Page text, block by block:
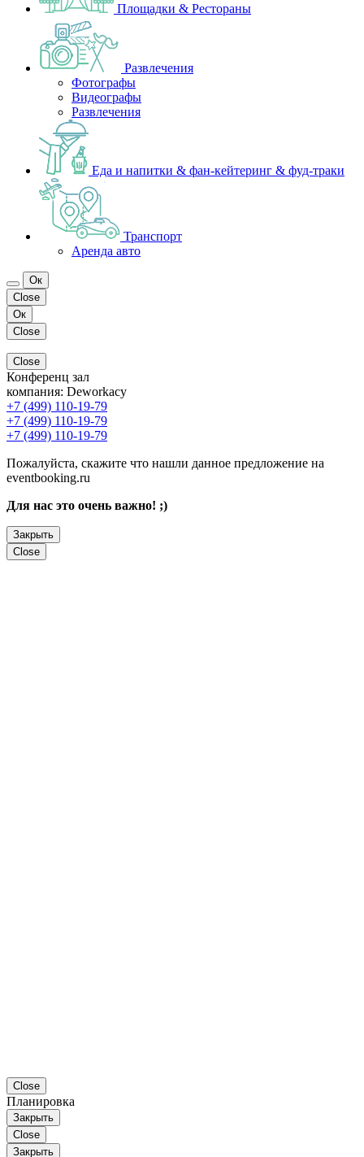
Площадки & Рестораны
Развлечения
Фотографы
Видеографы
Развлечения
Еда и напитки & фан-кейтеринг & фуд-траки
Транспорт
Аренда авто
Ок
Close
Ок
Close
Close
Конференц зал
компания: Deworkacy
+7 (499) 110-19-79
+7 (499) 110-19-79
+7 (499) 110-19-79
Пожалуйста, скажите что нашли данное предложение на
eventbooking.ru
Для нас это очень важно! ;)
Закрыть
Close
Close
Планировка
Закрыть
Close
Закрыть